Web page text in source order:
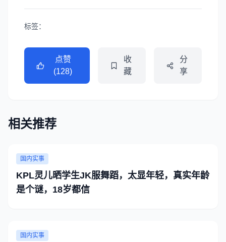
标签：
点赞
(128)
收
藏
分
享
相关推荐
国内实事
KPL灵儿晒学生JK服舞蹈，太显年轻，真实年龄
是个谜，18岁都信
国内实事